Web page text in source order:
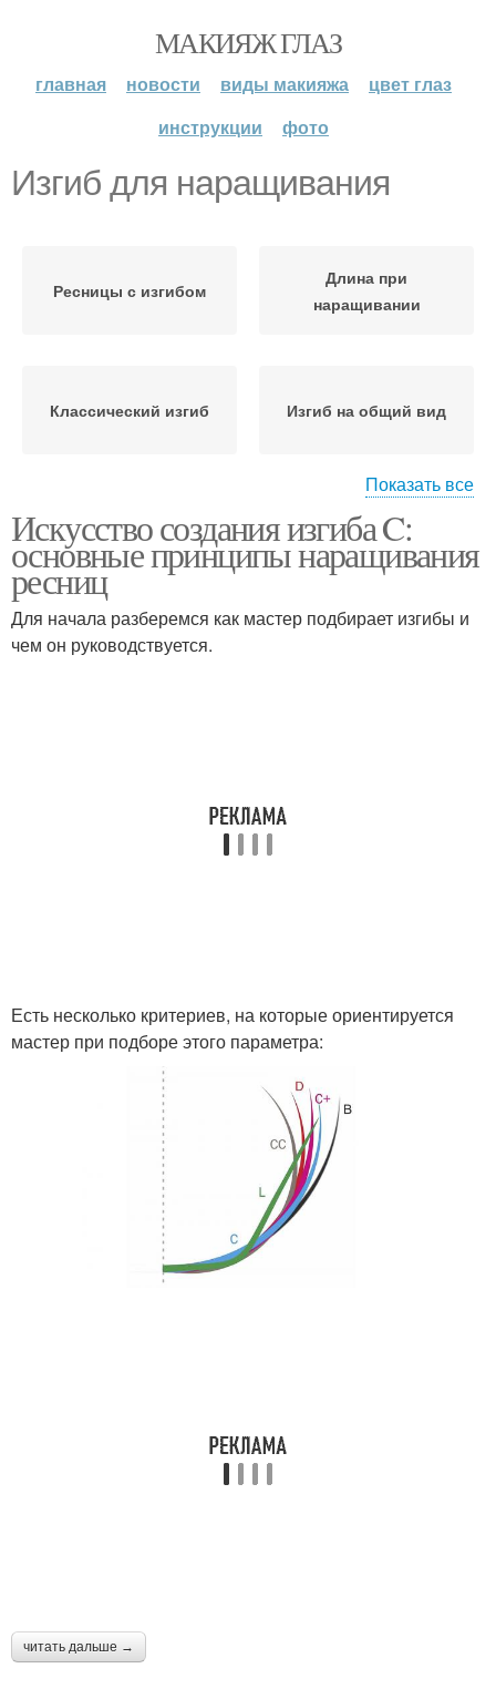
МАКИЯЖ ГЛАЗ
главная новости виды макияжа
цвет глаз
инструкции
фото
Изгиб для наращивания
Ресницы с изгибом
Длина при
наращивании
Классический изгиб Изгиб на общий вид
Универсальный изгиб
Руководство по
наращиванию
Наращивания с изгибом
Показать все
Искусство создания изгиба C:
основные принципы наращивания
ресниц
Для начала разберемся как мастер подбирает изгибы и
чем он руководствуется.
Есть несколько критериев, на которые ориентируется
мастер при подборе этого параметра:
читать дальше →